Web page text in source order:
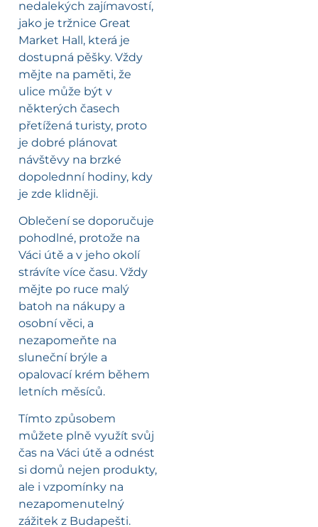
nedalekých zajímavostí,
jako je tržnice Great
Market Hall, která je
dostupná pěšky. Vždy
mějte na paměti, že
ulice může být v
některých časech
přetížená turisty, proto
je dobré plánovat
návštěvy na brzké
dopolednní hodiny, kdy
je zde klidněji.
Oblečení se doporučuje
pohodlné, protože na
Váci útě a v jeho okolí
strávíte více času. Vždy
mějte po ruce malý
batoh na nákupy a
osobní věci, a
nezapomeňte na
sluneční brýle a
opalovací krém během
letních měsíců.
Tímto způsobem
můžete plně využít svůj
čas na Váci útě a odnést
si domů nejen produkty,
ale i vzpomínky na
nezapomenutelný
zážitek z Budapešti.